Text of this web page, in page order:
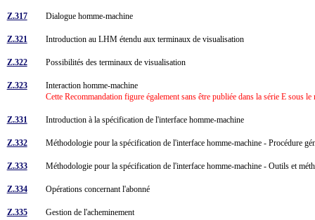
Z.317 Dialogue homme-machine
Z.321 Introduction au LHM étendu aux terminaux de visualisation
Z.322 Possibilités des terminaux de visualisation
Z.323
Interaction homme-machine
Cette Recommandation figure également sans être publiée dans la série E sous
Z.331 Introduction à la spécification de l'interface homme-machine
Z.332 Méthodologie pour la spécification de l'interface homme-machine - Procédure
Z.333 Méthodologie pour la spécification de l'interface homme-machine - Outils et
Z.334 Opérations concernant l'abonné
Z.335 Gestion de l'acheminement